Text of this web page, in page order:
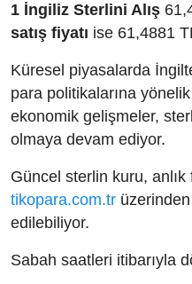
1 İngiliz Sterlini Alış
satış fiyatı ise 61,4881
Küresel piyasalarda
para politikalarına
ekonomik gelişmeler,
olmaya devam ediyor.
Güncel sterlin kuru,
tikopara.com.tr
edilebiliyor.
Sabah saatleri itibarıyla